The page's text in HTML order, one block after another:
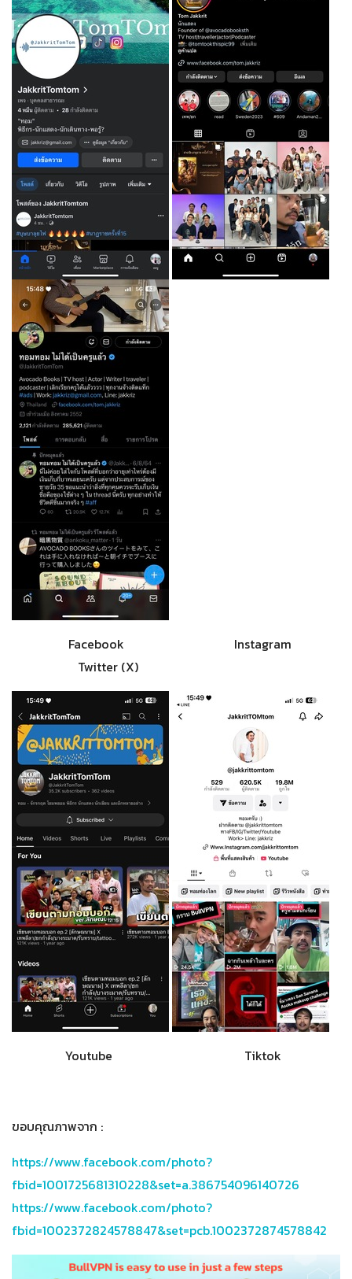
Facebook Instagram
Twitter (X)
Youtube Tiktok
ขอบคุณภาพจาก :
https://www.facebook.com/photo?
fbid=1001725681310228&set=a.386754096140726
https://www.facebook.com/photo?
fbid=1002372824578847&set=pcb.1002372874578842